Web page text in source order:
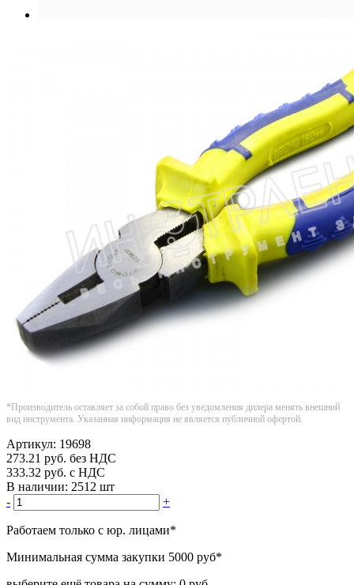
*Производитель оставляет за собой право без уведомления дилера менять внешний
вид инструмента. Указанная информация не является публичной офертой.
Артикул: 19698
273.21 руб. без НДС
333.32 руб. с НДС
В наличии: 2512 шт
-
+
Работаем только с юр. лицами*
Минимальная сумма закупки 5000 руб*